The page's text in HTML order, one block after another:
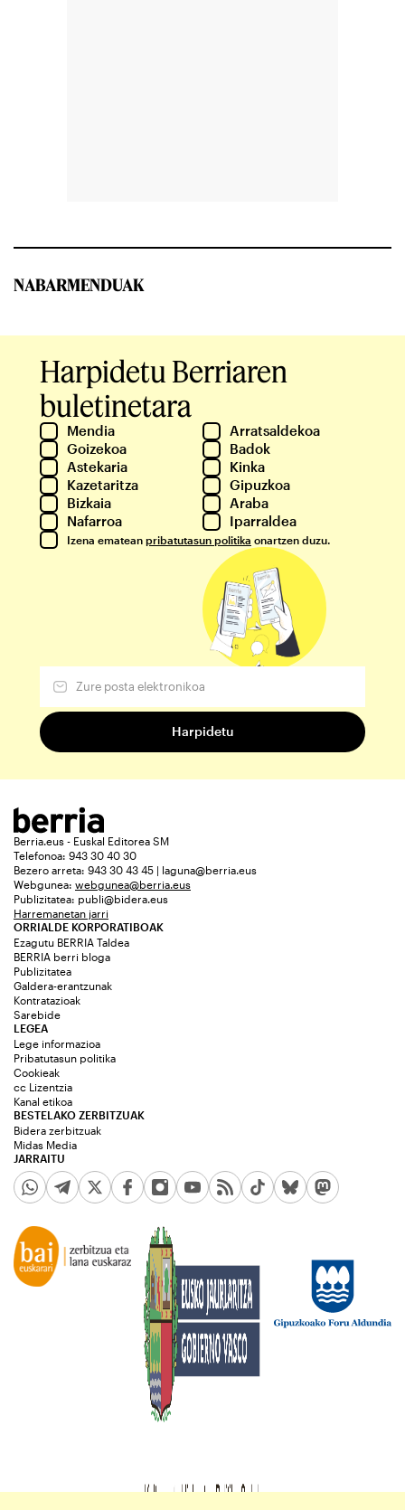
NABARMENDUAK
Harpidetu Berriaren
buletinetara
Mendia
Arratsaldekoa
Goizekoa
Badok
Astekaria
Kinka
Kazetaritza
Gipuzkoa
Bizkaia
Araba
Nafarroa
Iparraldea
Izena ematean pribatutasun politika onartzen duzu.
Berria.eus - Euskal Editorea SM
Telefonoa: 943 30 40 30
Bezero arreta: 943 30 43 45 | laguna@berria.eus
Webgunea: webgunea@berria.eus
Publizitatea: publi@bidera.eus
Harremanetan jarri
ORRIALDE KORPORATIBOAK
Ezagutu BERRIA Taldea
BERRIA berri bloga
Publizitatea
Galdera-erantzunak
Kontratazioak
Sarebide
JARRAITU
LEGEA
Lege informazioa
Pribatutasun politika
Cookieak
cc Lizentzia
Kanal etikoa
BESTELAKO ZERBITZUAK
Bidera zerbitzuak
Midas Media